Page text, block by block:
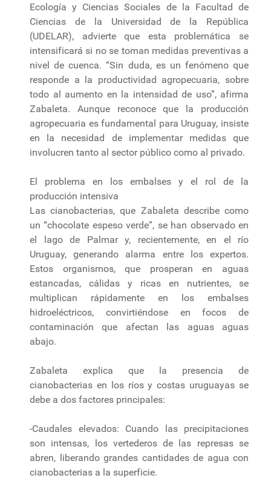
Ecología y Ciencias Sociales de la Facultad de
Ciencias de la Universidad de la República
(UDELAR), advierte que esta problemática se
intensificará si no se toman medidas preventivas a
nivel de cuenca. “Sin duda, es un fenómeno que
responde a la productividad agropecuaria, sobre
todo al aumento en la intensidad de uso”, afirma
Zabaleta. Aunque reconoce que la producción
agropecuaria es fundamental para Uruguay, insiste
en la necesidad de implementar medidas que
involucren tanto al sector público como al privado.
El problema en los embalses y el rol de la
producción intensiva
Las cianobacterias, que Zabaleta describe como
un “chocolate espeso verde”, se han observado en
el lago de Palmar y, recientemente, en el río
Uruguay, generando alarma entre los expertos.
Estos organismos, que prosperan en aguas
estancadas, cálidas y ricas en nutrientes, se
multiplican rápidamente en los embalses
hidroeléctricos, convirtiéndose en focos de
contaminación que afectan las aguas aguas
abajo.
Zabaleta explica que la presencia de
cianobacterias en los ríos y costas uruguayas se
debe a dos factores principales:
-Caudales elevados: Cuando las precipitaciones
son intensas, los vertederos de las represas se
abren, liberando grandes cantidades de agua con
cianobacterias a la superficie.